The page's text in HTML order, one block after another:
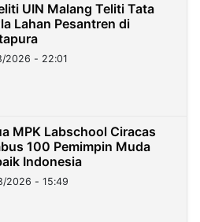
UIN Malang Teliti Tata
Lahan Pesantren di
2026 - 22:01
MPK Labschool Ciracas
100 Pemimpin Muda
Indonesia
2026 - 15:49